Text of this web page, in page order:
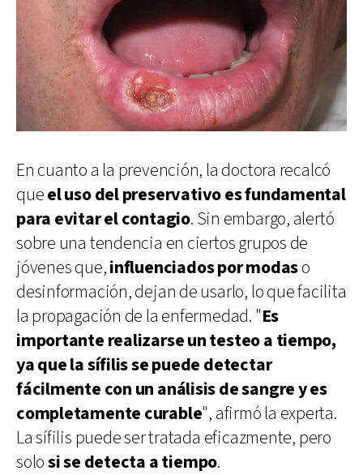
En cuanto a la prevención, la doctora recalcó
queel uso del preservativo es fundamental
para evitar el contagio. Sin embargo, alertó
sobre una tendencia en ciertos grupos de
jóvenes que,influenciados por modaso
desinformación, dejan de usarlo, lo que facilita
la propagación de la enfermedad. "Es
importante realizarse un testeo a tiempo,
ya que la sífilis se puede detectar
fácilmente con un análisis de sangre y es
completamente curable", afirmó la experta.
La sífilis puede ser tratada eficazmente, pero
solosi se detecta a tiempo.